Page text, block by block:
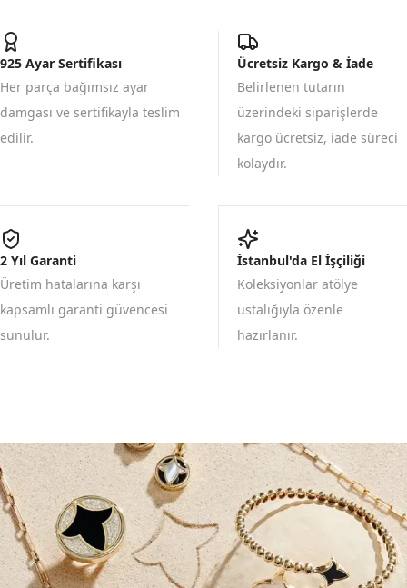
925 Ayar Sertifikası
Her parça bağımsız ayar
damgası ve sertifikayla teslim
edilir.
Ücretsiz Kargo & İade
Belirlenen tutarın
üzerindeki siparişlerde
kargo ücretsiz, iade süreci
kolaydır.
2 Yıl Garanti
Üretim hatalarına karşı
kapsamlı garanti güvencesi
sunulur.
İstanbul'da El İşçiliği
Koleksiyonlar atölye
ustalığıyla özenle
hazırlanır.